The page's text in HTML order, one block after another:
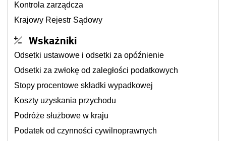
Kontrola zarządcza
Krajowy Rejestr Sądowy
Wskaźniki
Odsetki ustawowe i odsetki za opóźnienie
Odsetki za zwłokę od zaległości podatkowych
Stopy procentowe składki wypadkowej
Koszty uzyskania przychodu
Podróże służbowe w kraju
Podatek od czynności cywilnoprawnych